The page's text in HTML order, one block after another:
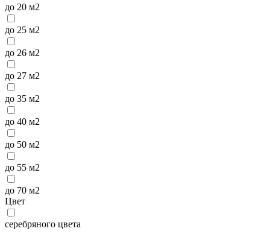
до 20 м2
до 25 м2
до 26 м2
до 27 м2
до 35 м2
до 40 м2
до 50 м2
до 55 м2
до 70 м2
Цвет
серебряного цвета